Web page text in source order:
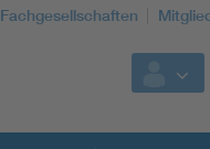
Fachgesellschaften